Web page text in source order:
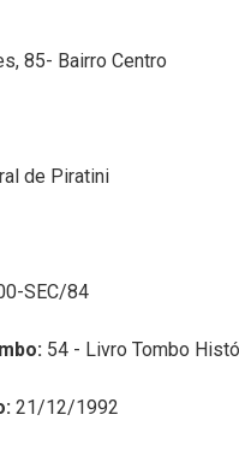
85- Bairro Centro
de Piratini
SEC/84
54 - Livro Tombo
21/12/1992